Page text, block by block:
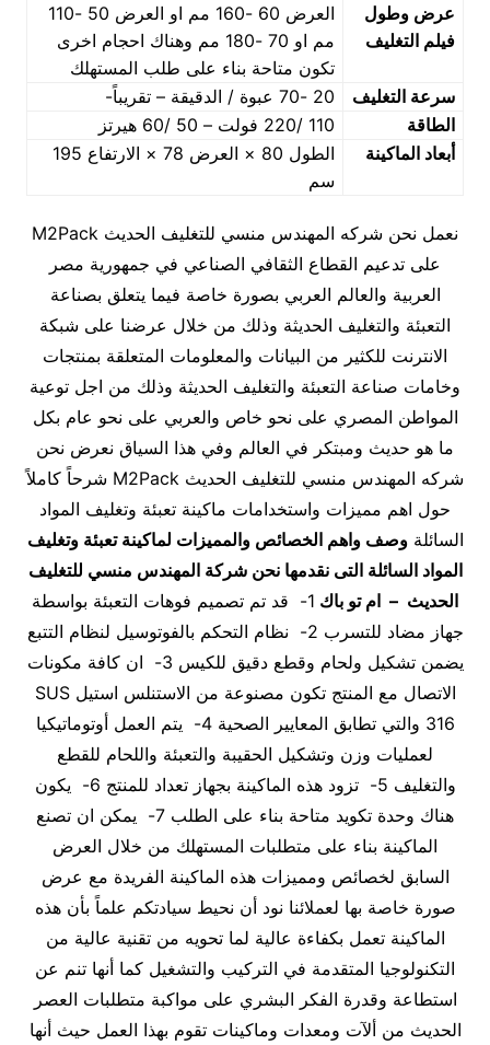
عرض وطول
فيلم التغليف
العرض 60 -160 مم او العرض 50 -110
مم او 70 -180 مم وهناك احجام اخرى
تكون متاحة بناء على طلب المستهلك
سرعة التغليف
20 -70 عبوة / الدقيقة – تقريباً-
الطاقة
110 /220 فولت – 50 /60 هيرتز
أبعاد الماكينة
الطول 80 × العرض 78 × الارتفاع 195
سم
نعمل نحن شركه المهندس منسي للتغليف الحديث M2Pack
على تدعيم القطاع الثقافي الصناعي في جمهورية مصر
العربية والعالم العربي بصورة خاصة فيما يتعلق بصناعة
التعبئة والتغليف الحديثة وذلك من خلال عرضنا على شبكة
الانترنت للكثير من البيانات والمعلومات المتعلقة بمنتجات
وخامات صناعة التعبئة والتغليف الحديثة وذلك من اجل توعية
المواطن المصري على نحو خاص والعربي على نحو عام بكل
ما هو حديث ومبتكر في العالم وفي هذا السياق نعرض نحن
شركه المهندس منسي للتغليف الحديث M2Pack شرحاً كاملاً
حول اهم مميزات واستخدامات ماكينة تعبئة وتغليف المواد
السائلةوصف واهم الخصائص والمميزات لماكينة تعبئة وتغليف
المواد السائلةالتى نقدمها نحن شركة المهندس منسي للتغليف
الحديث – ام تو باك 1- قد تم تصميم فوهات التعبئة بواسطة
جهاز مضاد للتسرب 2- نظام التحكم بالفوتوسيل لنظام التتبع
يضمن تشكيل ولحام وقطع دقيق للكيس 3- ان كافة مكونات
الاتصال مع المنتج تكون مصنوعة من الاستنلس استيل SUS
316 والتي تطابق المعايير الصحية 4- يتم العمل أوتوماتيكيا
لعمليات وزن وتشكيل الحقيبة والتعبئة واللحام للقطع
والتغليف 5- تزود هذه الماكينة بجهاز تعداد للمنتج 6- يكون
هناك وحدة تكويد متاحة بناء على الطلب 7- يمكن ان تصنع
الماكينة بناء على متطلبات المستهلك من خلال العرض
السابق لخصائص ومميزات هذه الماكينة الفريدة مع عرض
صورة خاصة بها لعملائنا نود أن نحيط سيادتكم علماً بأن هذه
الماكينة تعمل بكفاءة عالية لما تحويه من تقنية عالية من
التكنولوجيا المتقدمة في التركيب والتشغيل كما أنها تنم عن
استطاعة وقدرة الفكر البشري على مواكبة متطلبات العصر
الحديث من ألآت ومعدات وماكينات تقوم بهذا العمل حيث أنها